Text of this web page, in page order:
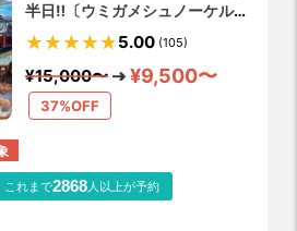
半日‼️〔ウミガメシュノーケル・
カヌー・SUP・滝遊び〕初心者や
写真・動画データ無料♪
5.00 (105)
¥15,000〜 ¥9,500〜
37%OFF
これまで2868人以上が予約